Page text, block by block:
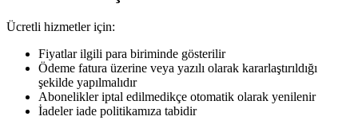
Ücretli hizmetler için:
Fiyatlar ilgili para biriminde gösterilir
Ödeme fatura üzerine veya yazılı olarak kararlaştırıldığı
şekilde yapılmalıdır
Abonelikler iptal edilmedikçe otomatik olarak yenilenir
İadeler iade politikamıza tabidir